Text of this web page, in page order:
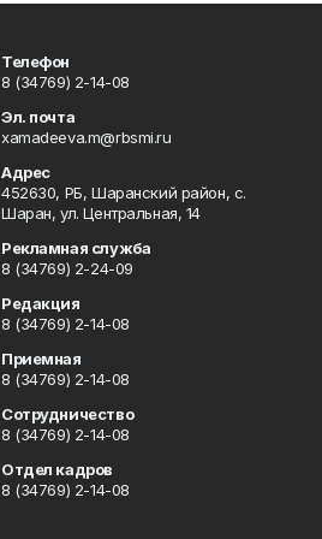
Телефон
8 (34769) 2-14-08
Эл. почта
xamadeeva.m@rbsmi.ru
Адрес
452630, РБ, Шаранский район, с.
Шаран, ул. Центральная, 14
Рекламная служба
8 (34769) 2-24-09
Редакция
8 (34769) 2-14-08
Приемная
8 (34769) 2-14-08
Сотрудничество
8 (34769) 2-14-08
Отдел кадров
8 (34769) 2-14-08